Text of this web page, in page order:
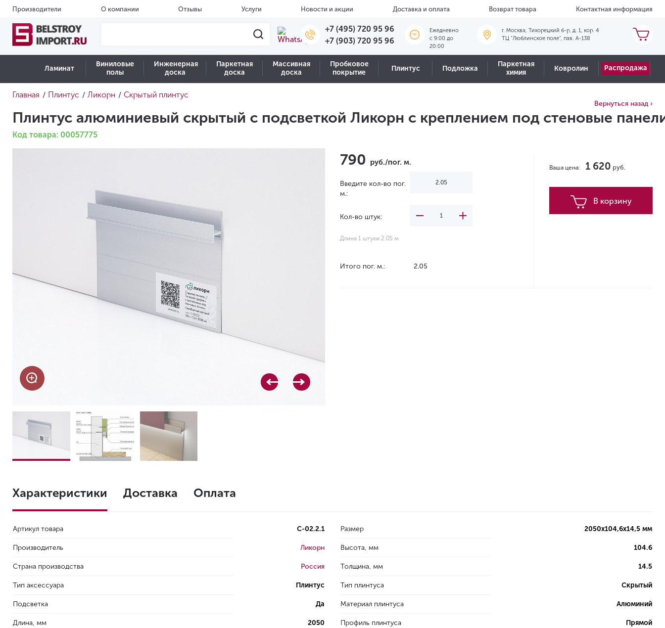
Производители О компании Отзывы Услуги Новости и акции Доставка и оплата Возврат товара Контактная информация
+7 (495) 720 95 96
+7 (903) 720 95 96
Ежедневно
c 9:00 до
20:00
г. Москва, Тихорецкий б-р, д. 1, кор. 4
ТЦ "Люблинское поле", пав. А-138
Ламинат
Виниловые
полы
Инженерная
доска
Паркетная
доска
Массивная
доска
Пробковое
покрытие
Плинтус Подложка
Паркетная
химия
Ковролин Распродажа
Главная / Плинтус / Ликорн / Скрытый плинтус
Плинтус алюминиевый скрытый с подсветкой Ликорн с креплением под стеновые
Код товара: 00057775
Вернуться назад ›
790 руб./пог. м.
Введите кол-во пог.
м.:
Кол-во штук:
Длина 1 штуки 2.05 м
Итого пог. м.: 2.05
Ваша цена: 1 620 руб.
В корзину
Характеристики Доставка Оплата
Артикул товара С-02.2.1
Производитель Ликорн
Страна производства Россия
Тип аксессуара Плинтус
Подсветка Да
Длина, мм 2050
Размер 2050х104,6х14,5 мм
Высота, мм 104.6
Толщина, мм 14.5
Тип плинтуса Скрытый
Материал плинтуса Алюминий
Профиль плинтуса Прямой